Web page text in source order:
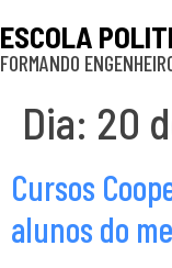
ESCOLA
FORMANDO
Dia: 20
Cursos
alunos do